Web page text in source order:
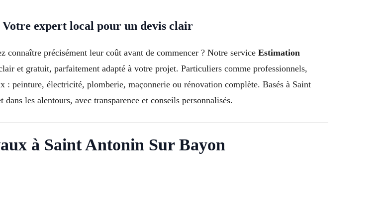
expert local pour un devis clair
connaître précisément leur coût avant de commencer ? Notre service Estimation
et gratuit, parfaitement adapté à votre projet. Particuliers comme professionnels,
: peinture, électricité, plomberie, maçonnerie ou rénovation complète. Basés à Saint
les alentours, avec transparence et conseils personnalisés.
à Saint Antonin Sur Bayon